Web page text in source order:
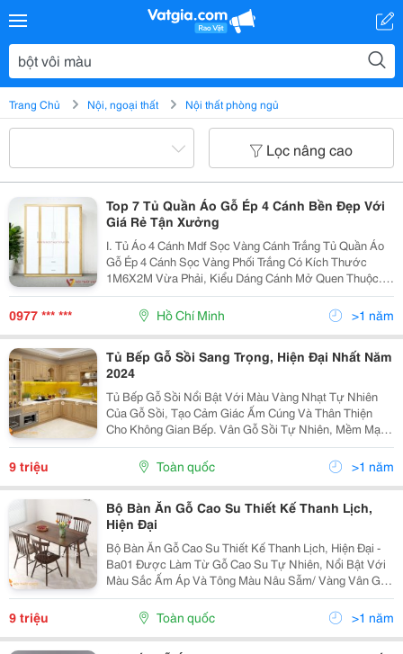
Trang Chủ Nội, ngoại thất Nội thất phòng ngủ
Lọc nâng cao
Top 7 Tủ Quần Áo Gỗ Ép 4 Cánh Bền Đẹp Với
Giá Rẻ Tận Xưởng
I. Tủ Áo 4 Cánh Mdf Sọc Vàng Cánh Trắng Tủ Quần Áo
Gỗ Ép 4 Cánh Sọc Vàng Phối Trắng Có Kích Thước
1M6X2M Vừa Phải, Kiểu Dáng Cánh Mở Quen Thuộc.
Khi Đứng Một Mình, Tủ Nổi Bật Với Màu Trắng Chủ Đạo,
Xung Quanh Được Viền Đường Gỗ Vàng Sang Trọng,
0977 *** *** Hồ Chí Minh >1 năm
Tủ Bếp Gỗ Sồi Sang Trọng, Hiện Đại Nhất Năm
2024
Tủ Bếp Gỗ Sồi Nổi Bật Với Màu Vàng Nhạt Tự Nhiên
Của Gỗ Sồi, Tạo Cảm Giác Ấm Cúng Và Thân Thiện
Cho Không Gian Bếp. Vân Gỗ Sồi Tự Nhiên, Mềm Mại
Mang Đến Vẻ Đẹp Tinh Tế Và Sang Trọng, Phù Hợp Với
Nhiều Phong Cách Nội Thất. Mỗi Chi Tiết Của Được
9 triệu Toàn quốc >1 năm
Bộ Bàn Ăn Gỗ Cao Su Thiết Kế Thanh Lịch,
Hiện Đại
Bộ Bàn Ăn Gỗ Cao Su Thiết Kế Thanh Lịch, Hiện Đại -
Ba01 Được Làm Từ Gỗ Cao Su Tự Nhiên, Nổi Bật Với
Màu Sắc Ấm Áp Và Tông Màu Nâu Sẫm/ Vàng Vân Gỗ,
Tạo Cảm Giác Ấm Cúng Và Dễ Chịu Cho Không Gian
Phòng Ăn. Màu Sắc Tự Nhiên Của Gỗ Cao Su Không
Chỉ Làm...
9 triệu Toàn quốc >1 năm